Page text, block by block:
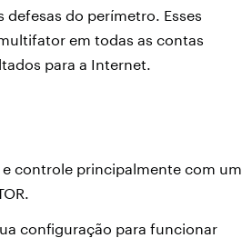
do perímetro. Esses
em todas as contas
para a Internet.
controle principalmente com um
configuração para funcionar